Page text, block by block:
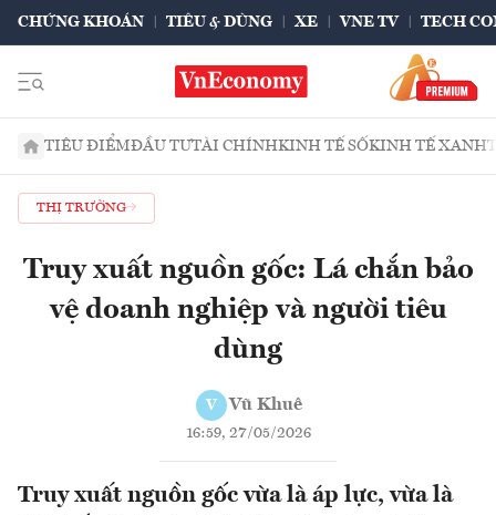
CHỨNG KHOÁN TIÊU & DÙNG XE VNE TV TECH
TIÊU ĐIỂMĐẦU TƯTÀI CHÍNHKINH TẾ SỐKINH TẾ XANH
THỊ TRƯỜNG
Truy xuất nguồn gốc: Lá chắn bảo
vệ doanh nghiệp và người tiêu
dùng
V Vũ Khuê
16:59, 27/05/2026
Truy xuất nguồn gốc vừa là áp lực, vừa là